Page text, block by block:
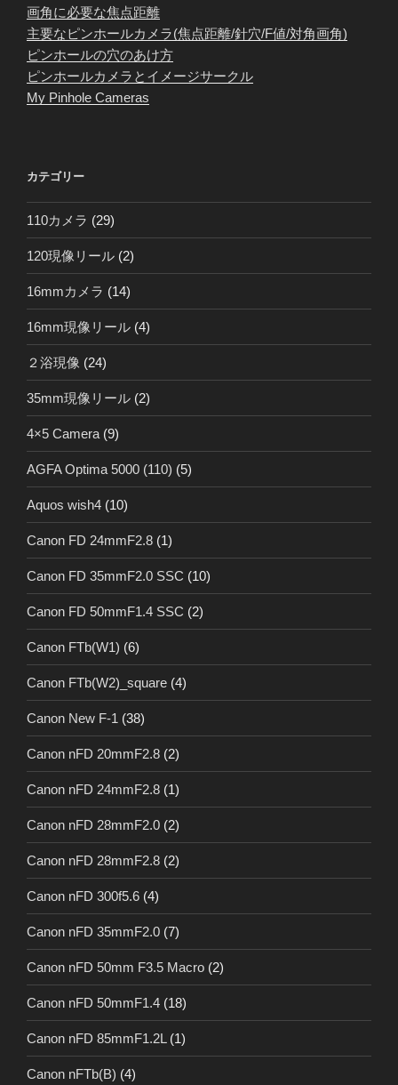
画角に必要な焦点距離
主要なピンホールカメラ(焦点距離/針穴/F値/対角画角)
ピンホールの穴のあけ方
ピンホールカメラとイメージサークル
My Pinhole Cameras
カテゴリー
110カメラ (29)
120現像リール (2)
16mmカメラ (14)
16mm現像リール (4)
２浴現像 (24)
35mm現像リール (2)
4×5 Camera (9)
AGFA Optima 5000 (110) (5)
Aquos wish4 (10)
Canon FD 24mmF2.8 (1)
Canon FD 35mmF2.0 SSC (10)
Canon FD 50mmF1.4 SSC (2)
Canon FTb(W1) (6)
Canon FTb(W2)_square (4)
Canon New F-1 (38)
Canon nFD 20mmF2.8 (2)
Canon nFD 24mmF2.8 (1)
Canon nFD 28mmF2.0 (2)
Canon nFD 28mmF2.8 (2)
Canon nFD 300f5.6 (4)
Canon nFD 35mmF2.0 (7)
Canon nFD 50mm F3.5 Macro (2)
Canon nFD 50mmF1.4 (18)
Canon nFD 85mmF1.2L (1)
Canon nFTb(B) (4)